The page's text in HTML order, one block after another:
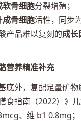
软骨细胞分裂增殖；
成骨细胞活性，同步
产品难以复刻的成长
营养精准补充
底外，复配足量矿
指南（2022）》儿
、维 b1 0.8mg；